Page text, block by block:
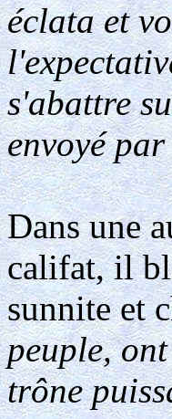
éclata et
s'abattre
envoyé
Dans une
califat, il
sunnite et
peuple,
trône